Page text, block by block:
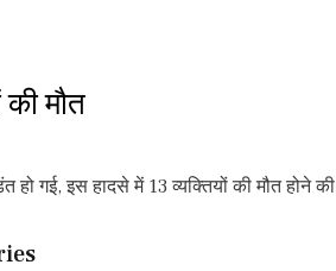
मौत
गई, इस हादसे में 13 व्यक्तियों की मौत होने की